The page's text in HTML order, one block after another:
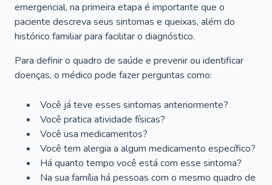
emergencial, na primeira etapa é importante que o
paciente descreva seus sintomas e queixas, além do
histórico familiar para facilitar o diagnóstico.
Para definir o quadro de saúde e prevenir ou identificar
doenças, o médico pode fazer perguntas como:
Você já teve esses sintomas anteriormente?
Você pratica atividade físicas?
Você usa medicamentos?
Você tem alergia a algum medicamento específico?
Há quanto tempo você está com esse sintoma?
Na sua família há pessoas com o mesmo quadro de